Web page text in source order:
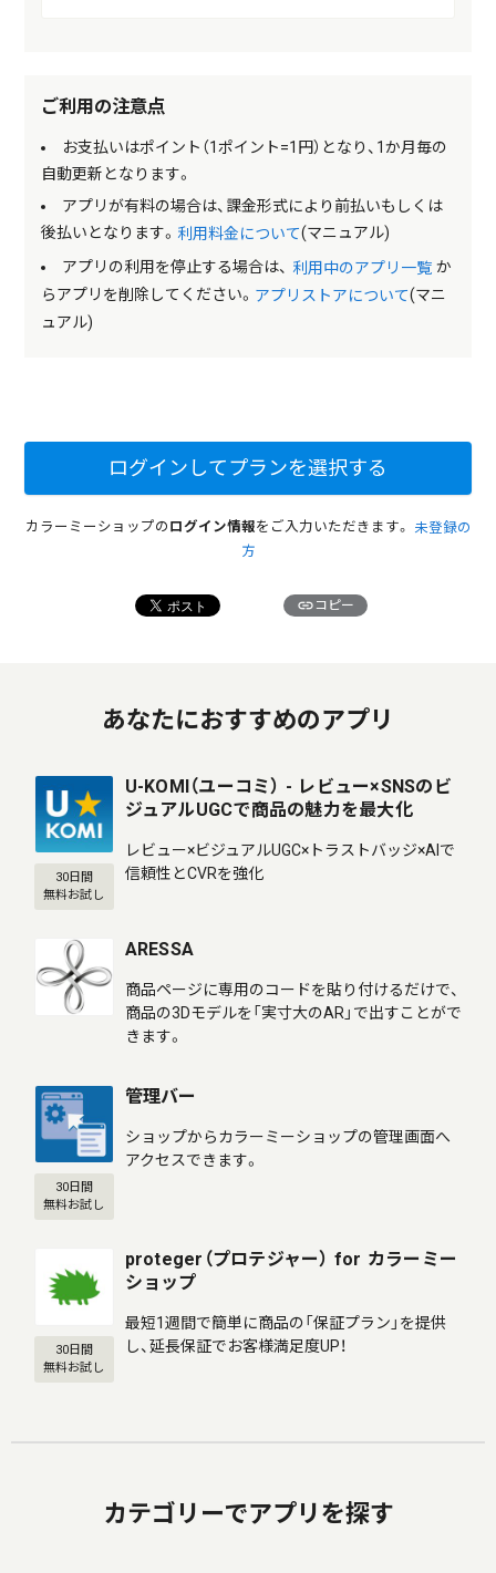
ご利用の注意点
お支払いはポイント（1ポイント=1円）となり、1か月毎の
自動更新となります。
アプリが有料の場合は、課金形式により前払いもしくは
後払いとなります。 利用料金について(マニュアル)
アプリの利用を停止する場合は、 利用中のアプリ一覧か
らアプリを削除してください。 アプリストアについて(マニ
ュアル)
ログインしてプランを選択する
カラーミーショップの ログイン情報をご入力いただきます。 未登録の
方
linkコピー
あなたにおすすめのアプリ
30日間
無料お試し
U-KOMI（ユーコミ） - レビュー×SNSのビ
ジュアルUGCで商品の魅力を最大化
レビュー×ビジュアルUGC×トラストバッジ×AIで
信頼性とCVRを強化
ARESSA
商品ページに専用のコードを貼り付けるだけで、
商品の3Dモデルを「実寸大のAR」で出すことがで
きます。
30日間
無料お試し
管理バー
ショップからカラーミーショップの管理画面へ
アクセスできます。
30日間
無料お試し
proteger（プロテジャー） for カラーミー
ショップ
最短1週間で簡単に商品の「保証プラン」を提供
し、延長保証でお客様満足度UP！
カテゴリーでアプリを探す